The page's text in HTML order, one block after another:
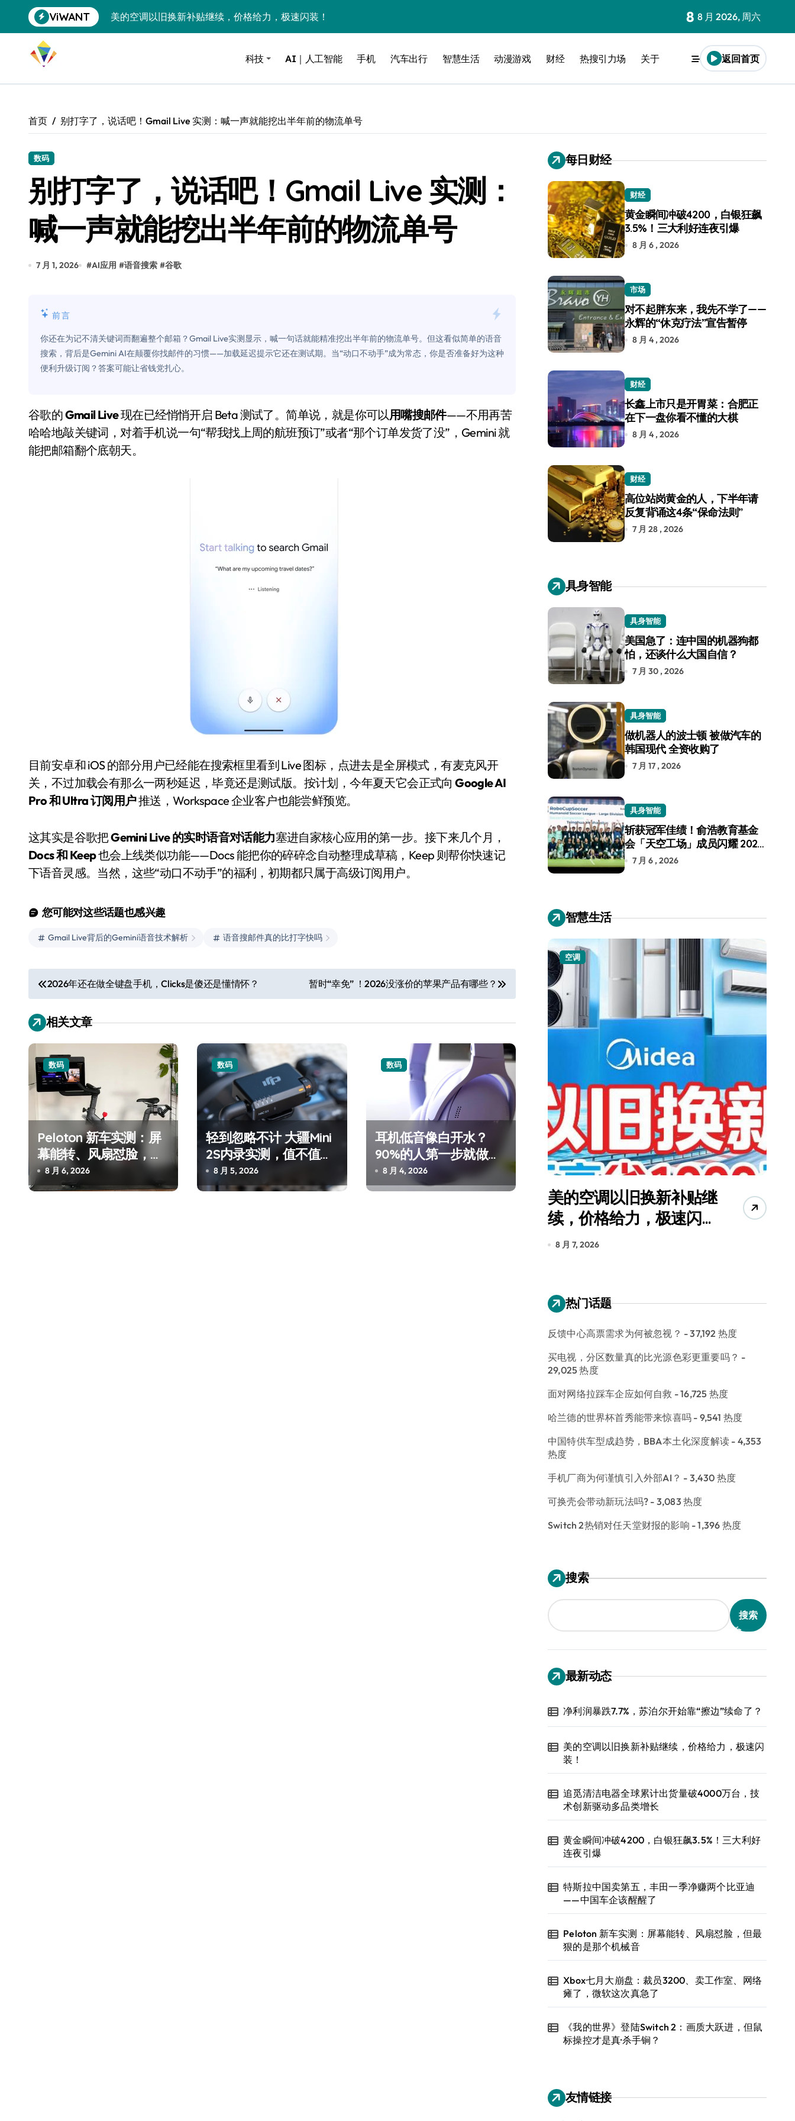
到
ViWANT
美的空调以旧换新补贴继续，价格给力，极速闪装！
黄金瞬间冲破4200，白银狂飙3.5%！三大利好连夜引爆
特斯拉中国卖第五，丰田一季净赚两个比亚迪——中国车企该醒醒了
Xbox七月大崩盘：裁员3200、卖工作室、网络瘫了，微软这次真急了
谷歌DeepMind创始人辞去CEO，但继续“垂帘听政”？
全球最小U盘，容量却碾压iPhone 17顶配？闪迪这波操作太狠了
400层堆叠、性能翻倍 三星把最新存储技术给了AI
别再用汽车USB给MacBook充电了！老司机教你3招真·快充
花钱买宝马，启动先看蜘蛛侠？”车主怒了：车内不是广告屏！
你的U盘格式对了吗？详解exFAT和NTFS的终极对决
维修店最怕的“作死”操作：把手机塞冰箱，你中招了吗？
长鑫上市只是开胃菜：合肥正在下一盘你看不懂的大棋
净利润暴跌7.7%，苏泊尔开始靠“擦边”续命了？
8 8 月 2026, 周六
科技 AI｜人工智能 手机 汽车出行 智慧生活 动漫游戏 财经 热搜引力场 关于 返回首页
首页 别打字了，说话吧！Gmail Live 实测：喊一声就能挖出半年前的物流单号
数码
别打字了，说话吧！Gmail Live 实测：
喊一声就能挖出半年前的物流单号
7 月 1, 2026 #AI应用 #语音搜索 #谷歌
前言
你还在为记不清关键词而翻遍整个邮箱？Gmail Live实测显示，喊一句话就能精准挖出半年前的物流单号。但这看似简单的语音
搜索，背后是Gemini AI在颠覆你找邮件的习惯——加载延迟提示它还在测试期。当“动口不动手”成为常态，你是否准备好为这种
便利升级订阅？答案可能让省钱党扎心。
谷歌的Gmail Live现在已经悄悄开启 Beta 测试了。简单说，就是你可以用嘴搜邮件——不用再苦
哈哈地敲关键词，对着手机说一句“帮我找上周的航班预订”或者“那个订单发货了没”，Gemini 就
能把邮箱翻个底朝天。
目前安卓和 iOS 的部分用户已经能在搜索框里看到 Live 图标，点进去是全屏模式，有麦克风开
关，不过加载会有那么一两秒延迟，毕竟还是测试版。按计划，今年夏天它会正式向Google AI
Pro 和 Ultra 订阅用户推送，Workspace 企业客户也能尝鲜预览。
这其实是谷歌把Gemini Live 的实时语音对话能力塞进自家核心应用的第一步。接下来几个月，
Docs 和 Keep也会上线类似功能——Docs 能把你的碎碎念自动整理成草稿，Keep 则帮你快速记
下语音灵感。当然，这些“动口不动手”的福利，初期都只属于高级订阅用户。
您可能对这些话题也感兴趣
Gmail Live背后的Gemini语音技术解析 语音搜邮件真的比打字快吗
文
章
导
航
2026年还在做全键盘手机，Clicks是傻还是懂情怀？ 暂时“幸免” ！2026没涨价的苹果产品有哪些？
相关文章
数码
Peloton 新车实测：屏
幕能转、风扇怼脸，但
最狠的是那个机械音
8 月 6, 2026
数码
轻到忽略不计 大疆Mini
2S内录实测，值不值得
冲？
8 月 5, 2026
数码
耳机低音像白开水？
90%的人第一步就做错
了8 月 4, 2026
每日财经
财经
黄金瞬间冲破4200，白银狂飙
3.5%！三大利好连夜引爆
8 月 6 , 2026
市场
对不起胖东来，我先不学了——
永辉的“休克疗法”宣告暂停
8 月 4 , 2026
财经
长鑫上市只是开胃菜：合肥正
在下一盘你看不懂的大棋
8 月 4 , 2026
财经
高位站岗黄金的人，下半年请
反复背诵这4条“保命法则”
7 月 28 , 2026
具身智能
具身智能
美国急了：连中国的机器狗都
怕，还谈什么大国自信？
7 月 30 , 2026
具身智能
做机器人的波士顿 被做汽车的
韩国现代 全资收购了
7 月 17 , 2026
具身智能
斩获冠军佳绩！俞浩教育基金
会「天空工场」成员闪耀 2026
RoboCup 机器人世界杯
7 月 6 , 2026
智慧生活
追觅、石头科技注意：你
净利润暴跌7.7%，苏泊尔
空调
美的空调以旧换新补贴继
续，价格给力，极速闪
装！
8 月 7, 2026
热门话题
反馈中心高票需求为何被忽视？ - 37,192 热度
买电视，分区数量真的比光源色彩更重要吗？ -
29,025 热度
面对网络拉踩车企应如何自救 - 16,725 热度
哈兰德的世界杯首秀能带来惊喜吗 - 9,541 热度
中国特供车型成趋势，BBA本土化深度解读 - 4,353
热度
手机厂商为何谨慎引入外部AI？ - 3,430 热度
可换壳会带动新玩法吗? - 3,083 热度
Switch 2热销对任天堂财报的影响 - 1,396 热度
搜索
搜索
最新动态
净利润暴跌7.7%，苏泊尔开始靠“擦边”续命了？
美的空调以旧换新补贴继续，价格给力，极速闪
装！
追觅清洁电器全球累计出货量破4000万台，技
术创新驱动多品类增长
黄金瞬间冲破4200，白银狂飙3.5%！三大利好
连夜引爆
特斯拉中国卖第五，丰田一季净赚两个比亚迪
——中国车企该醒醒了
Peloton 新车实测：屏幕能转、风扇怼脸，但最
狠的是那个机械音
Xbox七月大崩盘：裁员3200、卖工作室、网络
瘫了，微软这次真急了
《我的世界》登陆Switch 2：画质大跃进，但鼠
标操控才是真·杀手锏？
友情链接